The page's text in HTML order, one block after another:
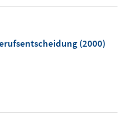
(2000)